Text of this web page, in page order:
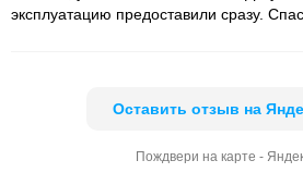
эксплуатацию предоставили сразу.
Оставить отзыв на
Пождвери на карте -